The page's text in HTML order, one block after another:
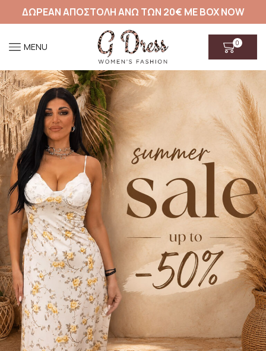
ΔΩΡΕΑΝ ΑΠΟΣΤΟΛΗ ΑΝΩ ΤΩΝ 20€ ΜΕ BOX NOW
MENU 0